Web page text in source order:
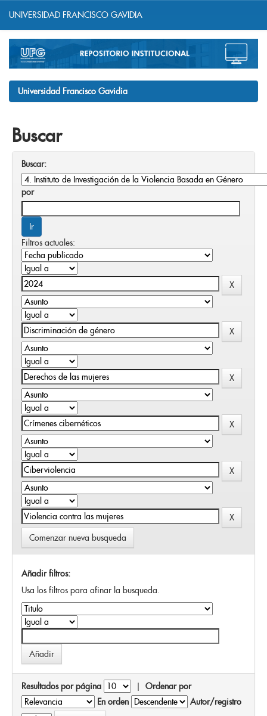
navigation
UNIVERSIDAD FRANCISCO GAVIDIA
Universidad Francisco Gavidia
Buscar
Buscar:
por
Filtros actuales:
Comenzar nueva busqueda
Añadir filtros:
Usa los filtros para afinar la busqueda.
Resultados por página | Ordenar por
En orden
Autor/registro